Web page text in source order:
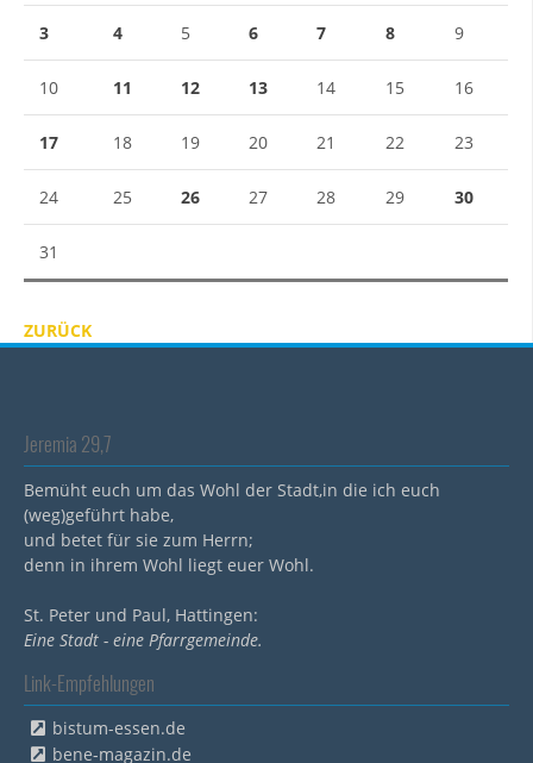
3 4 5 6 7 8 9
10 11 12 13 14 15 16
17 18 19 20 21 22 23
24 25 26 27 28 29 30
31
ZURÜCK
Jeremia 29,7
Bemüht euch um das Wohl der Stadt,in die ich euch
(weg)geführt habe,
und betet für sie zum Herrn;
denn in ihrem Wohl liegt euer Wohl.
St. Peter und Paul, Hattingen:
Eine Stadt - eine Pfarrgemeinde.
Link-Empfehlungen
bistum-essen.de
bene-magazin.de